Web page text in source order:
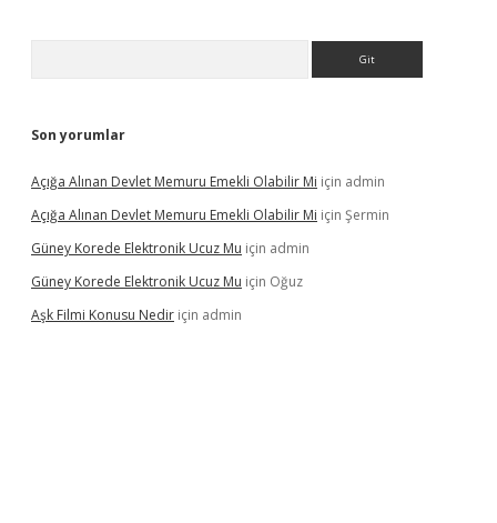
Son yorumlar
Açığa Alınan Devlet Memuru Emekli Olabilir Mi için admin
Açığa Alınan Devlet Memuru Emekli Olabilir Mi için Şermin
Güney Korede Elektronik Ucuz Mu için admin
Güney Korede Elektronik Ucuz Mu için Oğuz
Aşk Filmi Konusu Nedir için admin